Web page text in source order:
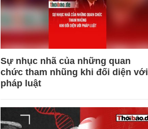
Sự nhục nhã của những quan
chức tham nhũng khi đối diện với
pháp luật